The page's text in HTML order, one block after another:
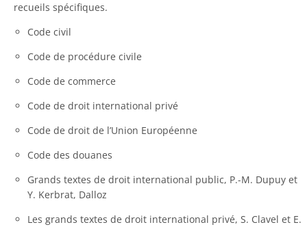
recueils spécifiques.
Code civil
Code de procédure civile
Code de commerce
Code de droit international privé
Code de droit de l’Union Européenne
Code des douanes
Grands textes de droit international public, P.-M. Dupuy et
Y. Kerbrat, Dalloz
Les grands textes de droit international privé, S. Clavel et E.